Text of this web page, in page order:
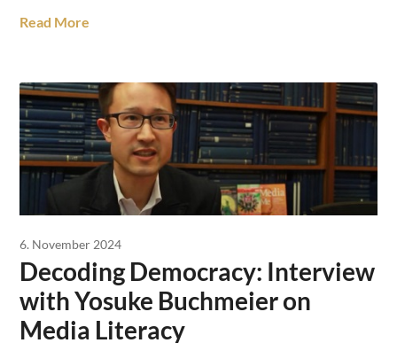
Read More
6. November 2024
Decoding Democracy: Interview
with Yosuke Buchmeier on
Media Literacy